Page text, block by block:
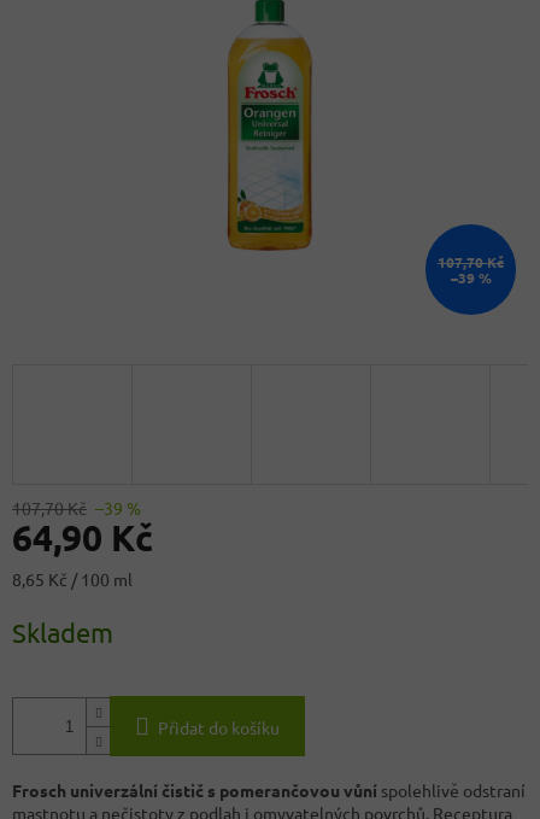
107,70 Kč
–39 %
107,70 Kč –39 %
64,90 Kč
Měrná
8,65 Kč / 100 ml
Skladem
Přidat do košíku
Frosch univerzální čistič s pomerančovou vůní spolehlivě odstraní
mastnotu a nečistoty z podlah i omyvatelných povrchů. Receptura